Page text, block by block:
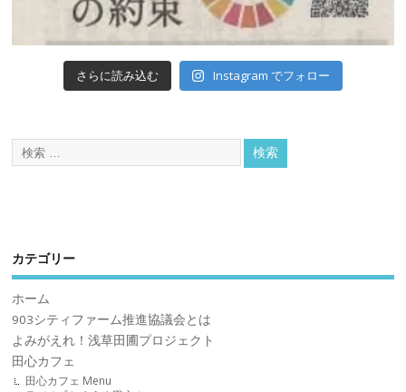
さらに読み込む Instagram でフォロー
カテゴリー
ホーム
903シティファーム推進協議会とは
よみがえれ！浅草田圃プロジェクト
田心カフェ
田心カフェ Menu